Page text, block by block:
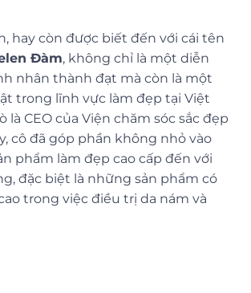
, hay còn được biết đến với cái tên
Đàm, không chỉ là một diễn
nhân thành đạt mà còn là một
trong lĩnh vực làm đẹp tại Việt
là CEO của Viện chăm sóc sắc đẹp
, cô đã góp phần không nhỏ vào
phẩm làm đẹp cao cấp đến với
đặc biệt là những sản phẩm có
trong việc điều trị da nám và